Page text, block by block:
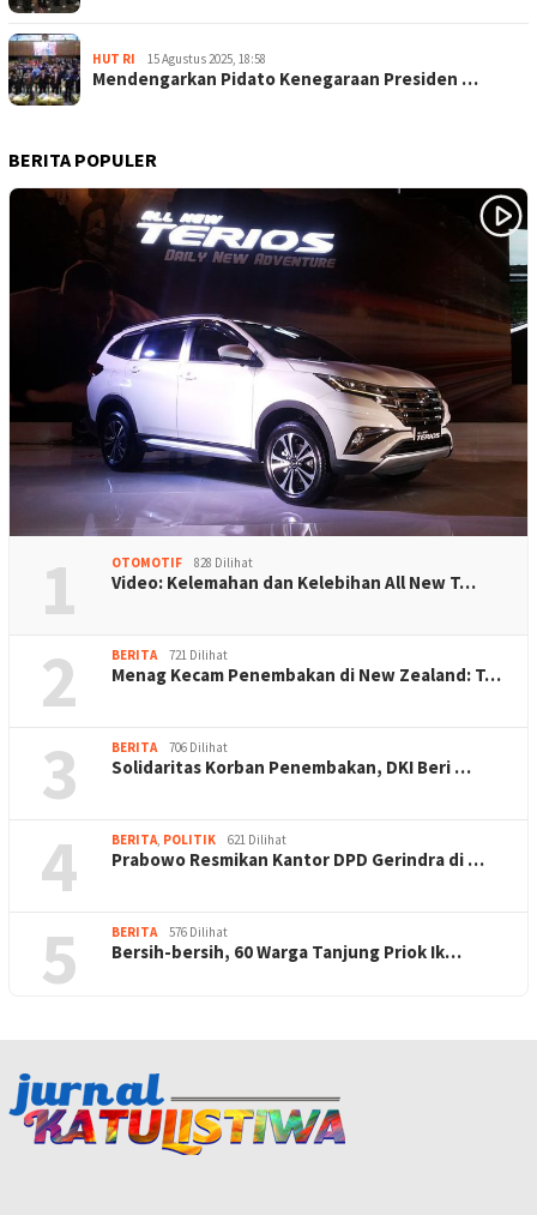
HUT RI 15 Agustus 2025, 18:58
Mendengarkan Pidato Kenegaraan Presiden …
BERITA POPULER
1 OTOMOTIF 828 Dilihat
Video: Kelemahan dan Kelebihan All New T…
2 BERITA 721 Dilihat
Menag Kecam Penembakan di New Zealand: T…
3 BERITA 706 Dilihat
Solidaritas Korban Penembakan, DKI Beri …
4 BERITA POLITIK 621 Dilihat
Prabowo Resmikan Kantor DPD Gerindra di …
5 BERITA 576 Dilihat
Bersih-bersih, 60 Warga Tanjung Priok Ik…